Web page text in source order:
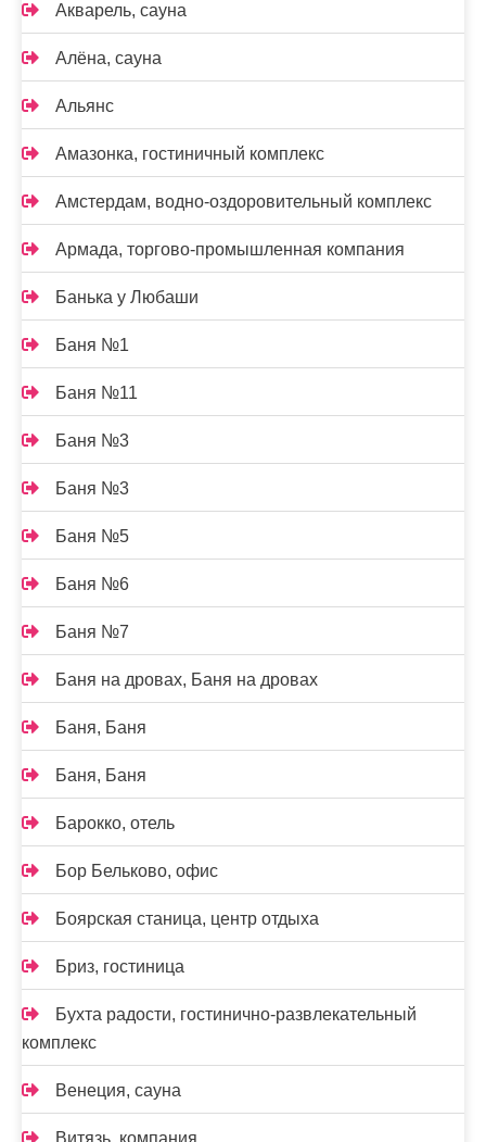
Акварель, сауна
Алёна, сауна
Альянс
Амазонка, гостиничный комплекс
Амстердам, водно-оздоровительный комплекс
Армада, торгово-промышленная компания
Банька у Любаши
Баня №1
Баня №11
Баня №3
Баня №3
Баня №5
Баня №6
Баня №7
Баня на дровах, Баня на дровах
Баня, Баня
Баня, Баня
Барокко, отель
Бор Бельково, офис
Боярская станица, центр отдыха
Бриз, гостиница
Бухта радости, гостинично-развлекательный
комплекс
Венеция, сауна
Витязь, компания